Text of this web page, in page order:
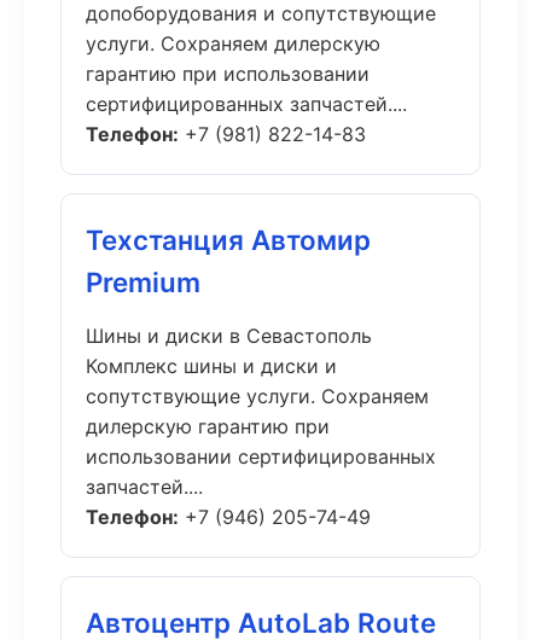
допоборудования и сопутствующие
услуги. Сохраняем дилерскую
гарантию при использовании
сертифицированных запчастей....
Телефон: +7 (981) 822-14-83
Техстанция Автомир
Premium
Шины и диски в Севастополь
Комплекс шины и диски и
сопутствующие услуги. Сохраняем
дилерскую гарантию при
использовании сертифицированных
запчастей....
Телефон: +7 (946) 205-74-49
Автоцентр AutoLab Route